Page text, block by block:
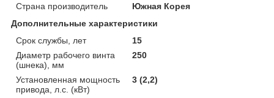
Страна производитель
Южная Корея
Дополнительные характеристики
Срок службы, лет
15
Диаметр рабочего винта
(шнека), мм
250
Установленная мощность
привода, л.с. (кВт)
3 (2,2)